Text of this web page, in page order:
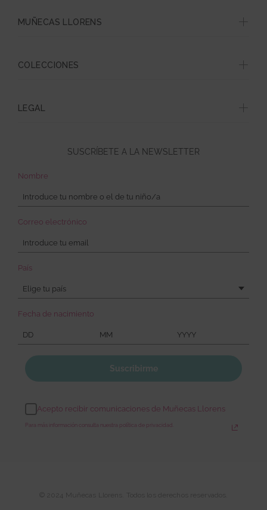
MUÑECAS LLORENS
COLECCIONES
LEGAL
SUSCRÍBETE A LA NEWSLETTER
Nombre
Correo electrónico
País
Elige tu país
Fecha de nacimiento
Suscribirme
Acepto recibir comunicaciones de Muñecas Llorens
Para más información consulta nuestra política de privacidad.